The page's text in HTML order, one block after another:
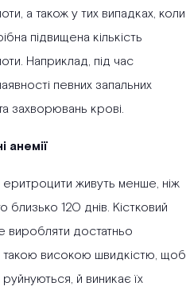
а також у тих випадках, коли
підвищена кількість
Наприклад, під час
певних запальних
захворювань крові.
анемії
еритроцити живуть менше, ніж
близько 120 днів. Кістковий
виробляти достатньо
такою високою швидкістю, щоб
руйнуються, й виникає їх